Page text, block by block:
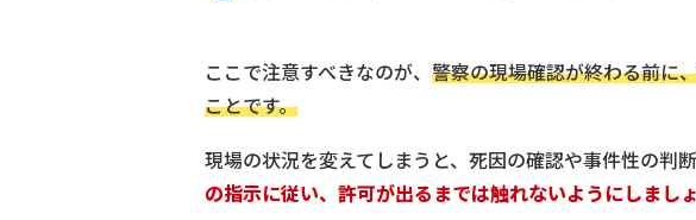
ここで注意すべきなのが、 警察の現場確認が終わる前に
ことです。
現場の状況を変えてしまうと、死因の確認や事件性の判
の指示に従い、許可が出るまでは触れないようにしましょ